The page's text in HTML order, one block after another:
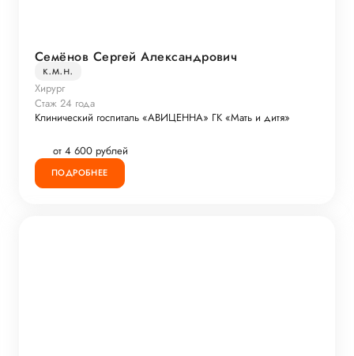
Семёнов Сергей Александрович
к.м.н.
Хирург
Стаж 24 года
Клинический госпиталь «АВИЦЕННА» ГК «Мать и дитя»
от 4 600 рублей
ПОДРОБНЕЕ